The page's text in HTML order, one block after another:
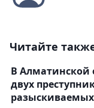
Читайте
В Алматинской
двух